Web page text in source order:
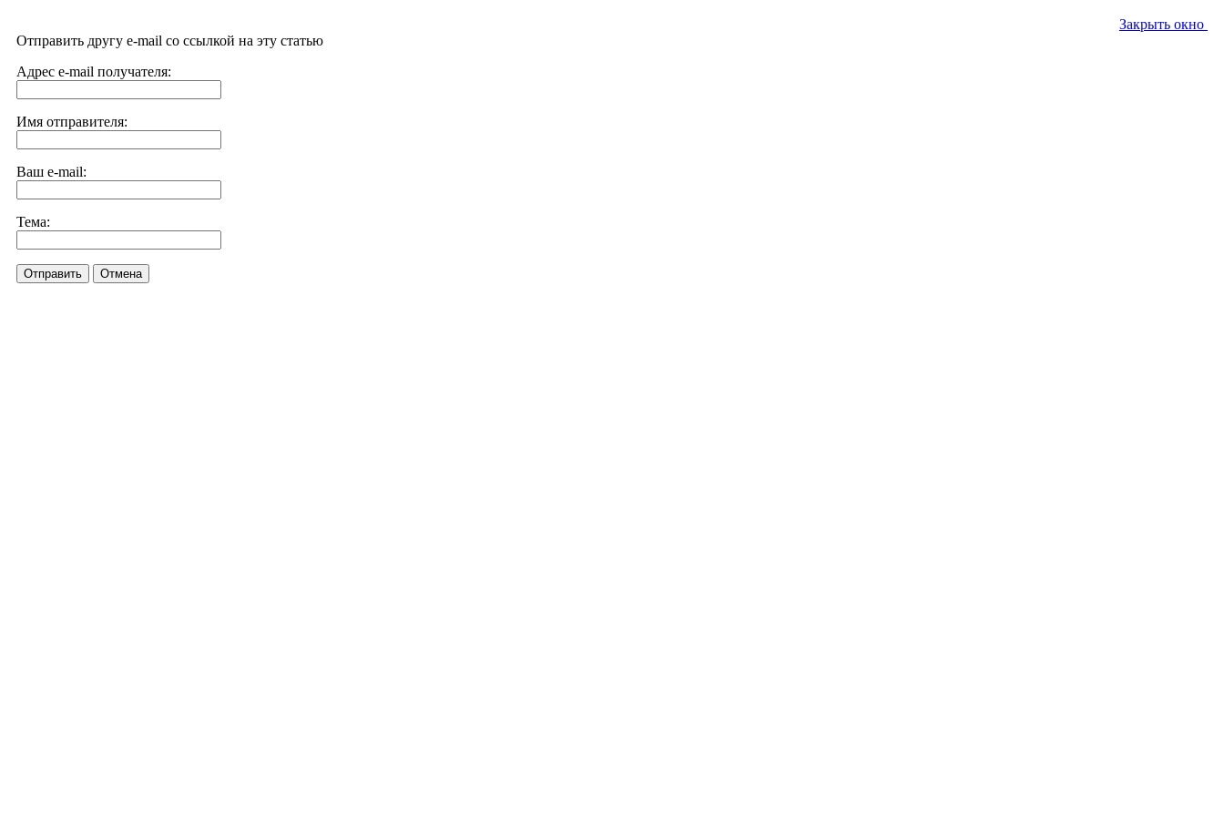
Закрыть окно
Отправить другу e-mail со ссылкой на эту статью
Адрес e-mail получателя:
Имя отправителя:
Ваш e-mail:
Тема:
Отправить Отмена